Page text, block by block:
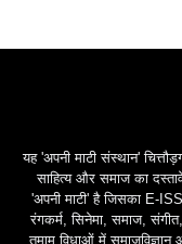
यह 'अपनी माटी संस्थान'
साहित्य और समाज का
'अपनी माटी' है जिसका E-
रंगकर्म, सिनेमा, समाज,
तमाम विधाओं में